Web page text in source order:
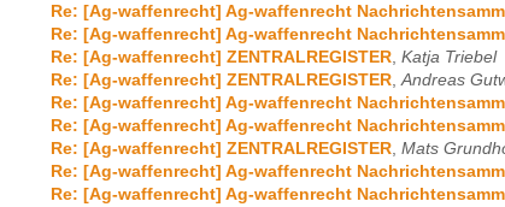
Re: [Ag-waffenrecht] Ag-waffenrecht
Re: [Ag-waffenrecht] Ag-waffenrecht
Re: [Ag-waffenrecht] ZENTRALREGISTER, Katja Triebel
Re: [Ag-waffenrecht] ZENTRALREGISTER,Andreas
Re: [Ag-waffenrecht] Ag-waffenrecht
Re: [Ag-waffenrecht] Ag-waffenrecht
Re: [Ag-waffenrecht] ZENTRALREGISTER, Mats
Re: [Ag-waffenrecht] Ag-waffenrecht
Re: [Ag-waffenrecht] Ag-waffenrecht